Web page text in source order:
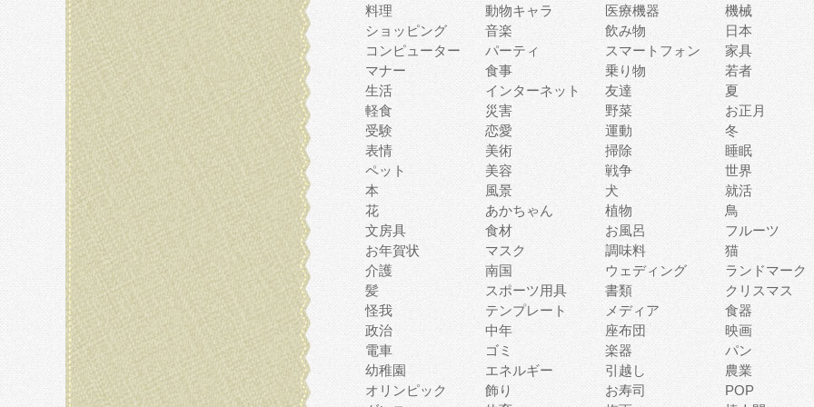
料理 動物キャラ 医療機器
機械
ショッピング
音楽 飲み物
日本
コンピューター
パーティ スマートフォン
家具
マナー
食事 乗り物
若者
生活
インターネット 友達
夏
軽食
災害 野菜
お正月
受験
恋愛 運動
冬
表情
美術 掃除
睡眠
ペット
美容 戦争
世界
本
風景 犬
就活
花
あかちゃん 植物
鳥
文房具
食材 お風呂
フルーツ
お年賀状
マスク 調味料
猫
介護
南国 ウェディング
ランドマーク
髪
スポーツ用具 書類
クリスマス
怪我
テンプレート メディア
食器
政治
中年 座布団
映画
電車
ゴミ 楽器
パン
幼稚園
エネルギー 引越し
農業
オリンピック
飾り お寿司
POP